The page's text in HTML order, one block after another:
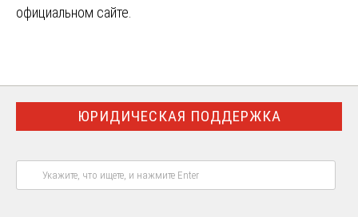
официальном сайте.
ЮРИДИЧЕСКАЯ ПОДДЕРЖКА